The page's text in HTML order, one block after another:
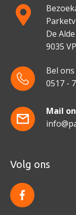
De
9035
Bel ons
0517 -
Mail
Volg ons
f
a
c